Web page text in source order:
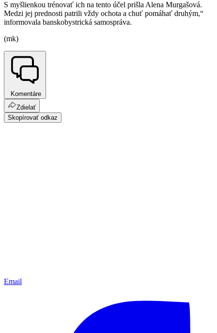
S myšlienkou trénovať ich na tento účel prišla Alena Murgašová.
Medzi jej prednosti patrili vždy ochota a chuť pomáhať druhým,“
informovala banskobystrická samospráva.
(mk)
Komentáre
Zdielať
Skopírovať odkaz
Email